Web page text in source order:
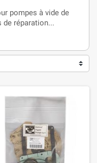
pompes à vide de
réparation...